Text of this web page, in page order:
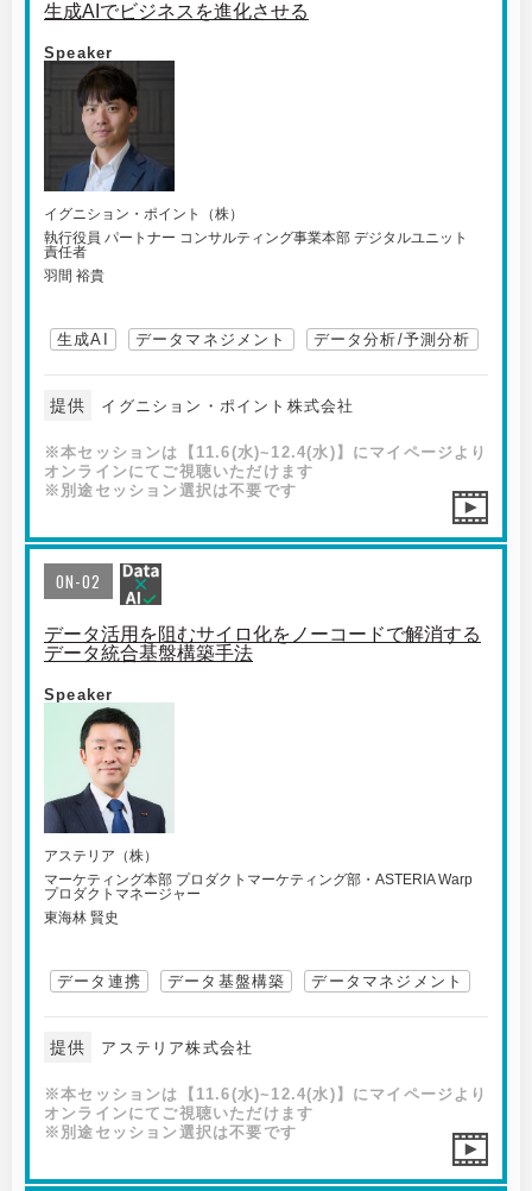
生成AIでビジネスを進化させる
Speaker
イグニション・ポイント（株）
執行役員 パートナー コンサルティング事業本部 デジタルユニット
責任者
羽間 裕貴
生成AI データマネジメント データ分析/予測分析
提供 イグニション・ポイント株式会社
※本セッションは【11.6(水)~12.4(水)】にマイページより
オンラインにてご視聴いただけます
※別途セッション選択は不要です
ON-02
データ活用を阻むサイロ化をノーコードで解消する
データ統合基盤構築手法
Speaker
アステリア（株）
マーケティング本部 プロダクトマーケティング部・ASTERIA Warp
プロダクトマネージャー
東海林 賢史
データ連携 データ基盤構築 データマネジメント
提供 アステリア株式会社
※本セッションは【11.6(水)~12.4(水)】にマイページより
オンラインにてご視聴いただけます
※別途セッション選択は不要です